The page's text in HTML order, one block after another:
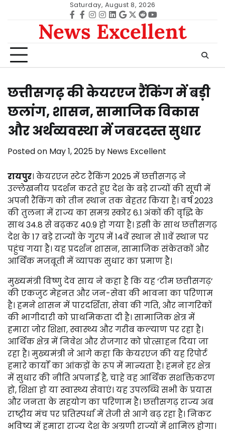
Saturday, August 8, 2026
Facebook
facebook
Instagram
instagram
Linkedin
google
Twitter
redditYoutube
News Excellent
छत्तीसगढ़ की केयरएज रैंकिंग में बड़ी
छलांग, शासन, सामाजिक विकास
और अर्थव्यवस्था में जबरदस्त सुधार
Posted on May 1, 2025 by News Excellent
रायपुर। केयरएज स्टेट रैंकिंग 2025 में छत्तीसगढ़ ने
उल्लेखनीय प्रदर्शन करते हुए देश के बड़े राज्यों की सूची में
अपनी रैंकिंग को तीन स्थान तक बेहतर किया है। वर्ष 2023
की तुलना में राज्य का समग्र स्कोर 6.1 अंकों की वृद्धि के
साथ 34.8 से बढ़कर 40.9 हो गया है। इसी के साथ छत्तीसगढ़
देश के 17 बड़े राज्यों के गु्रप में 14वें स्थान से 11वें स्थान पर
पहुंच गया है। यह प्रदर्शन शासन, सामाजिक संकेतकों और
आर्थिक मजबूती में व्यापक सुधार का प्रमाण है।
मुख्यमंत्री विष्णु देव साय ने कहा है कि यह ‘टीम छत्तीसगढ़’
की एकजुट मेहनत और जन-सेवा की भावना का परिणाम
है। हमने शासन में पारदर्शिता, सेवा की गति, और नागरिकों
की भागीदारी को प्राथमिकता दी है। सामाजिक क्षेत्र में
हमारा जोर शिक्षा, स्वास्थ्य और गरीब कल्याण पर रहा है।
आर्थिक क्षेत्र में निवेश और रोजगार को प्रोत्साहन दिया जा
रहा है। मुख्यमंत्री ने आगे कहा कि केयरएज की यह रिपोर्ट
हमारे कार्याें का आंकड़ों के रूप में मान्यता है। हमने हर क्षेत्र
में सुधार की नीति अपनाई है, चाहे वह आर्थिक सशक्तिकरण
हो, शिक्षा हो या स्वास्थ्य सेवाएं। यह उपलब्धि सभी के प्रयास
और जनता के सहयोग का परिणाम है। छत्तीसगढ़ राज्य अब
राष्ट्रीय मंच पर प्रतिस्पर्धा में तेजी से आगे बढ़ रहा है। निकट
भविष्य में हमारा राज्य देश के अग्रणी राज्यों में शामिल होगा।